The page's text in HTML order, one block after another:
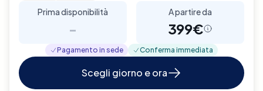
Prima disponibilità
-
A partire da
399€
Pagamento in sede Conferma immediata
Scegli giorno e ora